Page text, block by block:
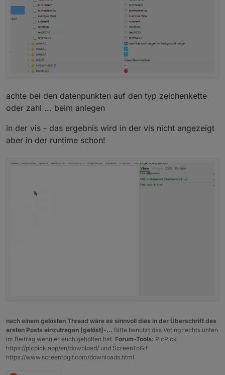
achte bei den datenpunkten auf den typ zeichenkette
oder zahl ... beim anlegen
in der vis - das ergebnis wird in der vis nicht angezeigt
aber in der runtime schon!
nach einem gelösten Thread wäre es sinnvoll dies in der Überschrift des
ersten Posts einzutragen [gelöst]-... Bitte benutzt das Voting rechts unten
im Beitrag wenn er euch geholfen hat. Forum-Tools: PicPick
https://picpick.app/en/download/ und ScreenToGif
https://www.screentogif.com/downloads.html